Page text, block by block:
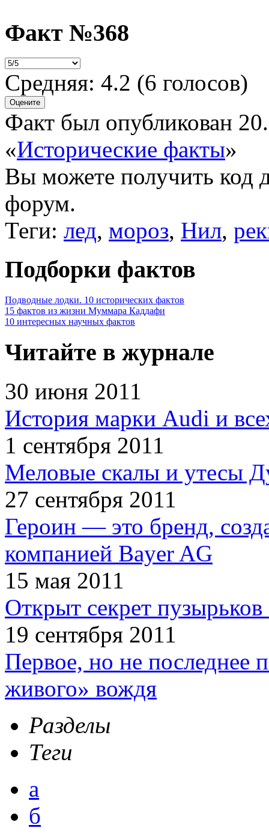
Факт №368
Средняя: 4.2 (6 голосов)
Факт был опубликован
«Исторические факты»
Вы можете получить код
форум.
Теги: лед, мороз, Нил,
Подборки фактов
Подводные лодки. 10 исторических фактов
15 фактов из жизни Муммара Каддафи
10 интересных научных фактов
Читайте в журнале
30 июня 2011
История марки Audi и
1 сентября 2011
Меловые скалы и утесы
27 сентября 2011
Героин — это бренд,
компанией Bayer AG
15 мая 2011
Открыт секрет пузырьков
19 сентября 2011
Первое, но не последнее
живого» вождя
Разделы
Теги
а
б